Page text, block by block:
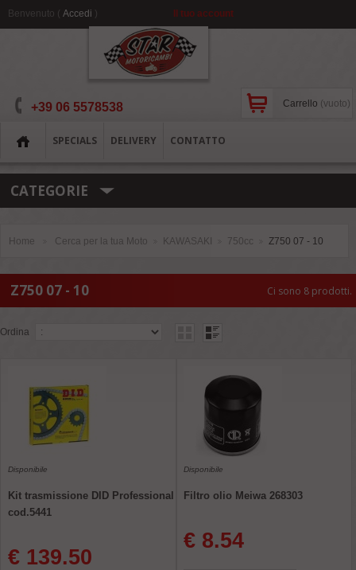
Carrello (vuoto)
Il tuo account
Benvenuto ( Accedi )
SPECIALS DELIVERY CONTATTO
+39 06 5578538
CATEGORIE
Home Cerca per la tua Moto KAWASAKI 750cc Z750 07 - 10
Z750 07 - 10 Ci sono 8 prodotti.
Ordina
Disponibile
Kit trasmissione DID Professional
cod.5441
€ 139.50
Disponibile
Filtro olio Meiwa 268303
€ 8.54